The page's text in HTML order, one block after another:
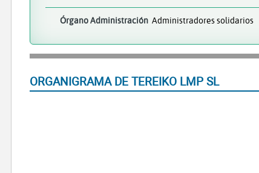
Órgano Administración Administradores solidarios
ORGANIGRAMA DE TEREIKO LMP SL